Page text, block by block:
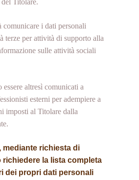
Titolare.
comunicare i dati personali
terze per attività di supporto alla
sulle attività sociali
essere altresì comunicati a
esterni per adempiere a
imposti al Titolare dalla
mediante richiesta di
richiedere la lista completa
dei propri dati personali